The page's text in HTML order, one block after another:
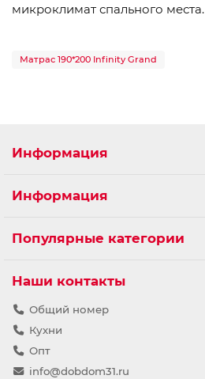
микроклимат спального места.
Матрас 190*200 Infinity Grand
Информация
Информация
Популярные категории
Наши контакты
Общий номер
Кухни
Опт
info@dobdom31.ru